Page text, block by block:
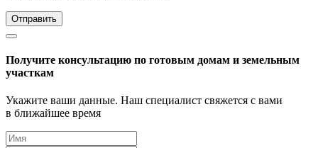
Отправить
Получите консультацию по готовым домам и земельным
участкам
Укажите ваши данные. Наш специалист свяжется с вами
в ближайшее время